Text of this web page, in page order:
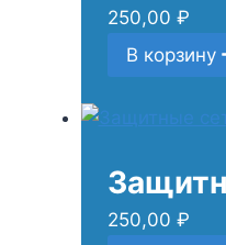
250,00 ₽
В корзину
250,00 ₽